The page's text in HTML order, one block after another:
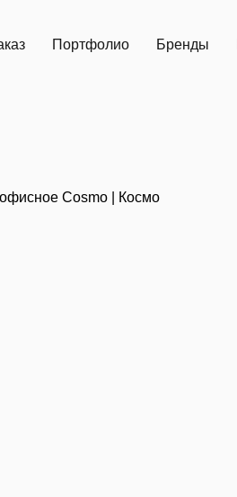
Портфолио Бренды
Cosmo | Космо